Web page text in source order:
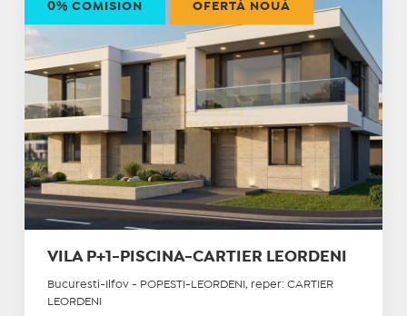
VILA P+1-PISCINA-CARTIER LEORDENI
Bucuresti-Ilfov - POPESTI-LEORDENI, reper: CARTIER
LEORDENI
0% COMISION OFERTĂ NOUĂ